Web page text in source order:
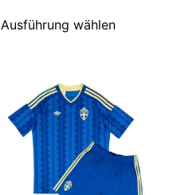
Ausführung wählen